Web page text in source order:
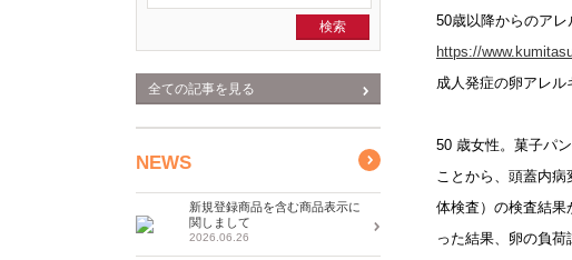
50歳以降からのア
https://
成人発症の卵アレル
50 歳女性。菓子パ
ことから、頭蓋内
体検査）の検査結果
った結果、卵の負
全ての記事を見る
NEWS
新規登録商品を含む商品表示に
関しまして
2026.06.26